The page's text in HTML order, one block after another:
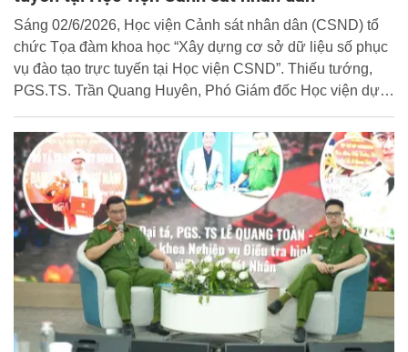
Sáng 02/6/2026, Học viện Cảnh sát nhân dân (CSND) tổ
chức Tọa đàm khoa học “Xây dựng cơ sở dữ liệu số phục
vụ đào tạo trực tuyến tại Học viện CSND”. Thiếu tướng,
PGS.TS. Trần Quang Huyên, Phó Giám đốc Học viện dự